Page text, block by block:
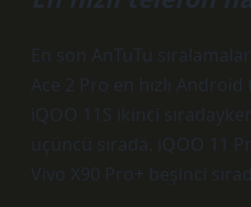
En son AnTuTu
Ace 2 Pro en hızlı
iQOO 11S ikinci
üçüncü sırada. iQOO 11
Vivo X90 Pro+ beşinci